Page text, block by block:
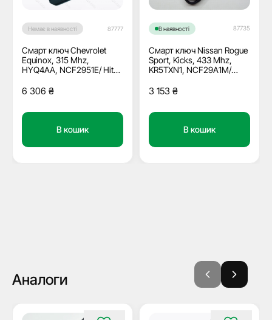
Немає в наявності 87777
Смарт ключ Chevrolet
Equinox, 315 Mhz,
HYQ4AA, NCF2951E/ Hitag
6 306 ₴
В кошик
В наявності 87735
Смарт ключ Nissan Rogue
Sport, Kicks, 433 Mhz,
KR5TXN1, NCF29A1M/
кнопки
3 153 ₴
В кошик
Аналоги